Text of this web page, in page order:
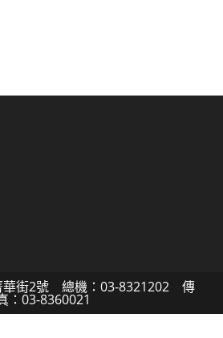
華街2號 總機：03-8321202 傳
：03-8360021